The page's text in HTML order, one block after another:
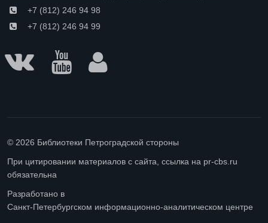
+7 (812) 246 94 98
+7 (812) 246 94 99
© 2026 Библиотеки Петроградской стороны
При цитировании материалов с сайта, ссылка на pr-cbs.ru
обязательна
Разработано в
Санкт-Петербургском информационно-аналитическом центре